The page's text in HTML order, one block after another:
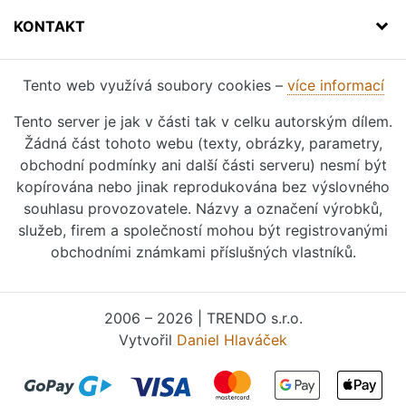
KONTAKT
Tento web využívá soubory cookies – více informací
Tento server je jak v části tak v celku autorským dílem.
Žádná část tohoto webu (texty, obrázky, parametry,
obchodní podmínky ani další části serveru) nesmí být
kopírována nebo jinak reprodukována bez výslovného
souhlasu provozovatele. Názvy a označení výrobků,
služeb, firem a společností mohou být registrovanými
obchodními známkami příslušných vlastníků.
2006 – 2026 | TRENDO s.r.o.
Vytvořil Daniel Hlaváček